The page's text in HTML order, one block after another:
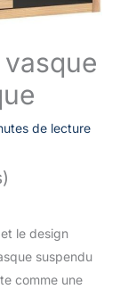
de lecture
le design
suspendu
comme une